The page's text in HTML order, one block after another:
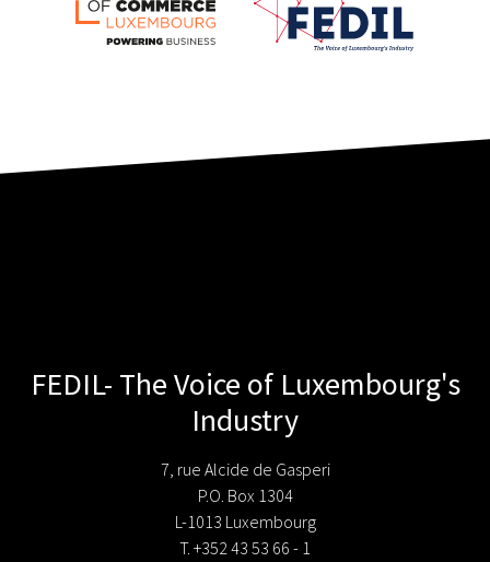
FEDIL- The Voice of Luxembourg's
Industry
7, rue Alcide de Gasperi
P.O. Box 1304
L-1013 Luxembourg
T. +352 43 53 66 - 1